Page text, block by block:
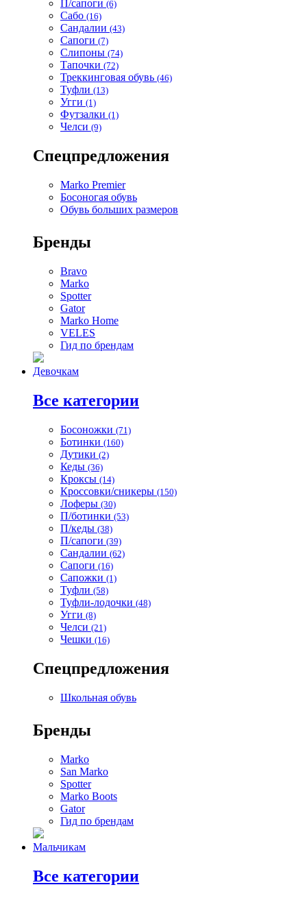
П/сапоги (6)
Сабо (16)
Сандалии (43)
Сапоги (7)
Слипоны (74)
Тапочки (72)
Треккинговая обувь (46)
Туфли (13)
Угги (1)
Футзалки (1)
Челси (9)
Спецпредложения
Marko Premier
Босоногая обувь
Обувь больших размеров
Бренды
Bravo
Marko
Spotter
Gator
Marko Home
VELES
Гид по брендам
Девочкам
Все категории
Босоножки (71)
Ботинки (160)
Дутики (2)
Кеды (36)
Кроксы (14)
Кроссовки/сникеры (150)
Лоферы (30)
П/ботинки (53)
П/кеды (38)
П/сапоги (39)
Сандалии (62)
Сапоги (16)
Сапожки (1)
Туфли (58)
Туфли-лодочки (48)
Угги (8)
Челси (21)
Чешки (16)
Спецпредложения
Школьная обувь
Бренды
Marko
San Marko
Spotter
Marko Boots
Gator
Гид по брендам
Мальчикам
Все категории